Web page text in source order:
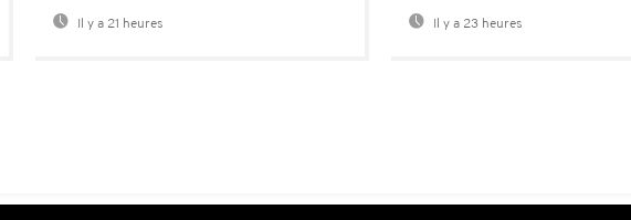
Il y a 21 heures Il y a 23 heures